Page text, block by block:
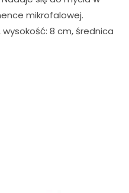
mikrofalowej.
8 cm, średnica